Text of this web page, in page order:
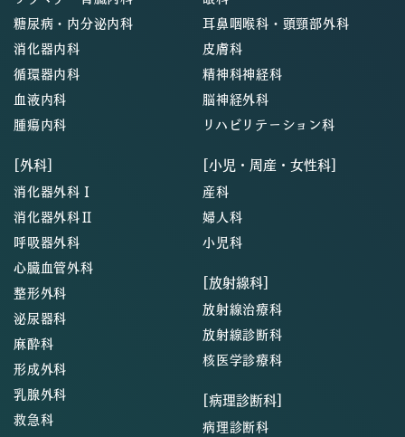
糖尿病・内分泌内科
消化器内科
循環器内科
血液内科
腫瘍内科
[外科]
消化器外科Ⅰ
消化器外科Ⅱ
呼吸器外科
心臓血管外科
整形外科
泌尿器科
麻酔科
形成外科
乳腺外科
救急科
耳鼻咽喉科・頭頸部外科
皮膚科
精神科神経科
脳神経外科
リハビリテーション科
[小児・周産・女性科]
産科
婦人科
小児科
[放射線科]
放射線治療科
放射線診断科
核医学診療科
[病理診断科]
病理診断科